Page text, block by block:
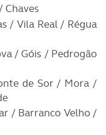
Chaves
/ Vila Real / Régua
/ Góis / Pedrogão
de Sor / Mora /
/ Barranco Velho /